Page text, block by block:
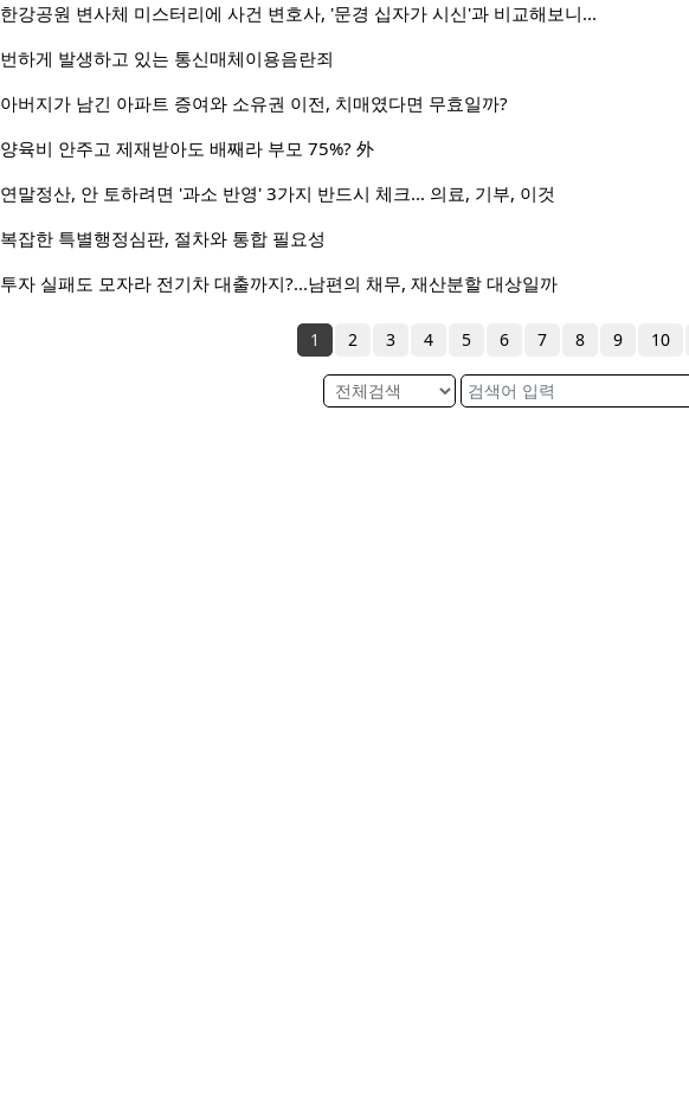
한강공원 변사체 미스터리에 사건 변호사, '문경 십자가 시신'과 비교해보니...
번하게 발생하고 있는 통신매체이용음란죄
아버지가 남긴 아파트 증여와 소유권 이전, 치매였다면 무효일까?
양육비 안주고 제재받아도 배째라 부모 75%? 外
연말정산, 안 토하려면 '과소 반영' 3가지 반드시 체크... 의료, 기부, 이것
복잡한 특별행정심판, 절차와 통합 필요성
투자 실패도 모자라 전기차 대출까지?...남편의 채무, 재산분할 대상일까
1 2 3 4 5 6 7 8 9 10